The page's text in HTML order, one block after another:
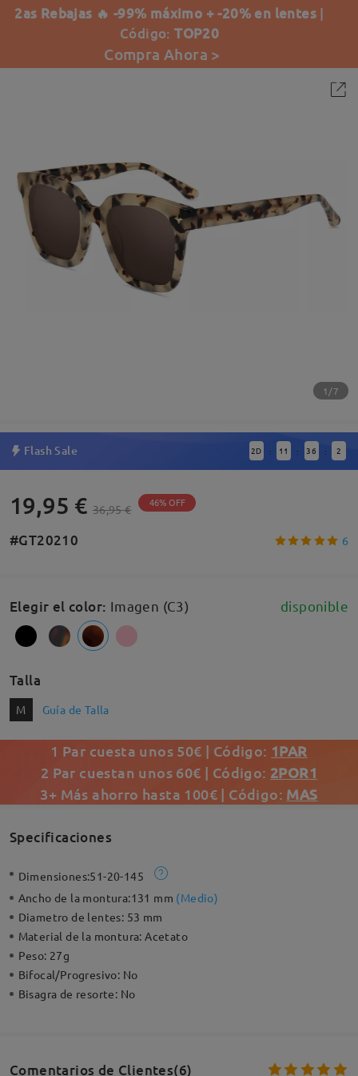
2as Rebajas 🔥 -99% máximo + -20% en lentes |
Código:TOP20
Compra Ahora >
1/7
Flash Sale 2D : 11 : 36 : 1
19,95 € 36,95 € 46% OFF
#GT20210 6
Elegir el color: Imagen (C3) disponible
Talla
M Guía de Talla
1 Par cuesta unos 50€ | Código: 1PAR
2 Par cuestan unos 60€ | Código: 2POR1
3+ Más ahorro hasta 100€ | Código: MAS
Specificaciones
Dimensiones:51-20-145
Ancho de la montura:131 mm (Medio)
Diametro de lentes: 53 mm
Material de la montura:Acetato
Peso: 27g
Bifocal/Progresivo: No
Bisagra de resorte: No
Comentarios de Clientes(6)